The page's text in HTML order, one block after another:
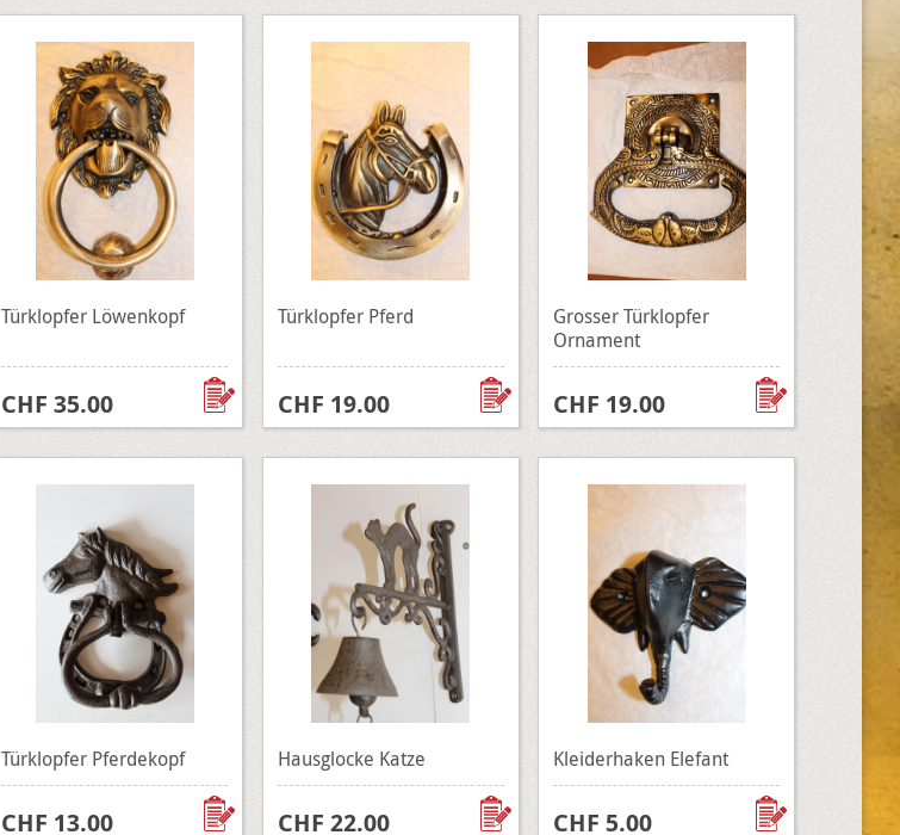
Türklopfer Löwenkopf
CHF 35.00
Türklopfer Pferd
CHF 19.00
Grosser Türklopfer
Ornament
CHF 19.00
Türklopfer Pferdekopf
CHF 13.00
Hausglocke Katze
CHF 22.00
Kleiderhaken Elefant
CHF 5.00